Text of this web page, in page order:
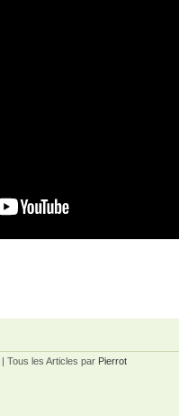
| Tous les Articles par Pierrot